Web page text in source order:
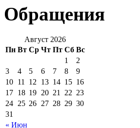
Обращения
Август 2026
Пн Вт Ср Чт Пт Сб Вс
« Июн
1
2
3
4 5 6 7 8
9
10 11 12 13 14 15 16
17 18 19 20 21 22 23
24 25 26 27 28 29 30
31